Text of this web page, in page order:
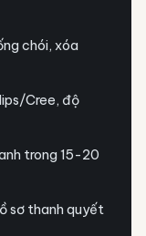
chói, xóa
Cree, độ
trong 15-20
sơ thanh quyết